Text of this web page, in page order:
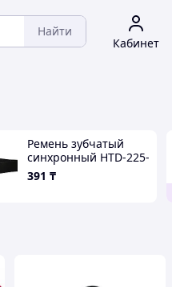
Найти
Кабинет
Ремень зубчатый
синхронный HTD-225-
3М-15 RUSBELT
391 ₸